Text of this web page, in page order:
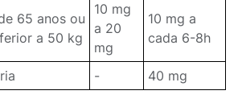
65 anos ou
a 50 kg
10 mg
a 20
mg
10 mg a
cada 6-8h
- 40 mg